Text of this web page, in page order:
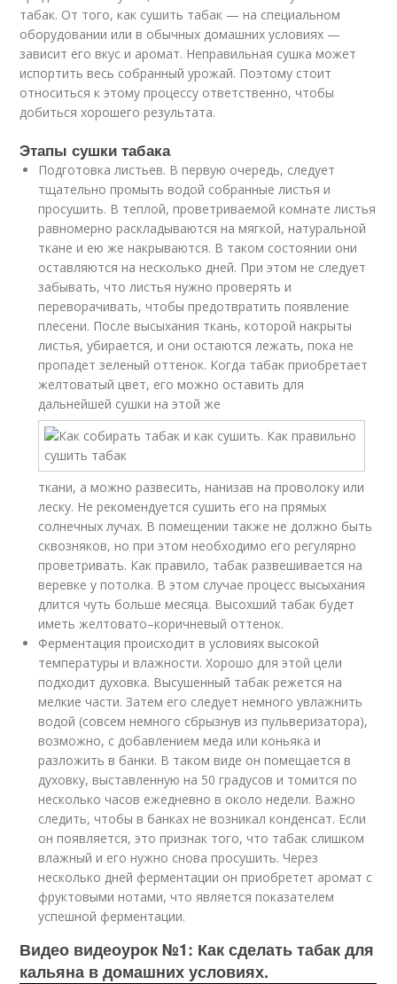
табак. От того, как сушить табак — на специальном
оборудовании или в обычных домашних условиях —
зависит его вкус и аромат. Неправильная сушка может
испортить весь собранный урожай. Поэтому стоит
относиться к этому процессу ответственно, чтобы
добиться хорошего результата.
Этапы сушки табака
Подготовка листьев. В первую очередь, следует
тщательно промыть водой собранные листья и
просушить. В теплой, проветриваемой комнате листья
равномерно раскладываются на мягкой, натуральной
ткане и ею же накрываются. В таком состоянии они
оставляются на несколько дней. При этом не следует
забывать, что листья нужно проверять и
переворачивать, чтобы предотвратить появление
плесени. После высыхания ткань, которой накрыты
листья, убирается, и они остаются лежать, пока не
пропадет зеленый оттенок. Когда табак приобретает
желтоватый цвет, его можно оставить для
дальнейшей сушки на этой же
ткани, а можно развесить, нанизав на проволоку или
леску. Не рекомендуется сушить его на прямых
солнечных лучах. В помещении также не должно быть
сквозняков, но при этом необходимо его регулярно
проветривать. Как правило, табак развешивается на
веревке у потолка. В этом случае процесс высыхания
длится чуть больше месяца. Высохший табак будет
иметь желтовато–коричневый оттенок.
Ферментация происходит в условиях высокой
температуры и влажности. Хорошо для этой цели
подходит духовка. Высушенный табак режется на
мелкие части. Затем его следует немного увлажнить
водой (совсем немного сбрызнув из пульверизатора),
возможно, с добавлением меда или коньяка и
разложить в банки. В таком виде он помещается в
духовку, выставленную на 50 градусов и томится по
несколько часов ежедневно в около недели. Важно
следить, чтобы в банках не возникал конденсат. Если
он появляется, это признак того, что табак слишком
влажный и его нужно снова просушить. Через
несколько дней ферментации он приобретет аромат с
фруктовыми нотами, что является показателем
успешной ферментации.
Видео видеоурок №1: Как сделать табак для
кальяна в домашних условиях.